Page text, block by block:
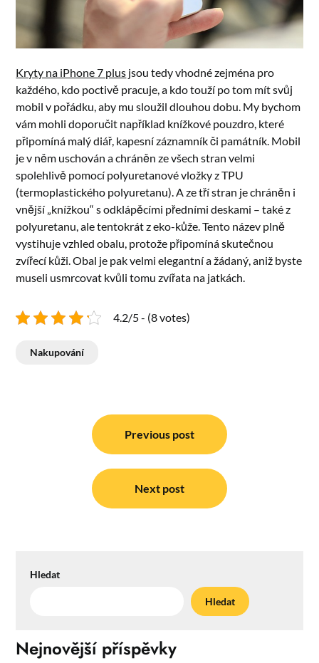
Kryty na iPhone 7 plus jsou tedy vhodné zejména pro
každého, kdo poctivě pracuje, a kdo touží po tom mít svůj
mobil v pořádku, aby mu sloužil dlouhou dobu. My bychom
vám mohli doporučit například knížkové pouzdro, které
připomíná malý diář, kapesní záznamník či památník. Mobil
je v něm uschován a chráněn ze všech stran velmi
spolehlivě pomocí polyuretanové vložky z TPU
(termoplastického polyuretanu). A ze tří stran je chráněn i
vnější „knížkou“ s odklápěcími předními deskami – také z
polyuretanu, ale tentokrát z eko-kůže. Tento název plně
vystihuje vzhled obalu, protože připomíná skutečnou
zvířecí kůži. Obal je pak velmi elegantní a žádaný, aniž byste
museli usmrcovat kvůli tomu zvířata na jatkách.
4.2/5 - (8 votes)
Nakupování
Previous post
Next post
Hledat
Hledat
Nejnovější příspěvky